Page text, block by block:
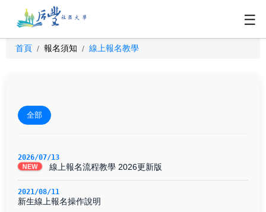
☰
首頁 / 報名須知 / 線上報名教學
全部
2026/07/13
NEW 線上報名流程教學 2026更新版
2021/08/11
新生線上報名操作說明